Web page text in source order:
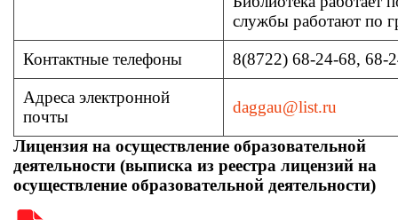
службы работают по
Контактные телефоны 8(8722) 68-24-68, 68-
Адреса электронной
почты
daggau@list.ru
Лицензия на осуществление образовательной
деятельности (выписка из реестра лицензий на
осуществление образовательной деятельности)